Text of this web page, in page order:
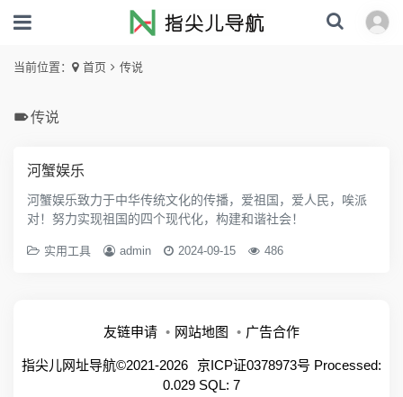
当前位置： 首页 传说
传说
河蟹娱乐
河蟹娱乐致力于中华传统文化的传播，爱祖国，爱人民，唉派
对！努力实现祖国的四个现代化，构建和谐社会！
实用工具 admin 2024-09-15 486
友链申请 网站地图 广告合作
指尖儿网址导航©2021-2026 京ICP证0378973号 Processed:
0.029 SQL: 7